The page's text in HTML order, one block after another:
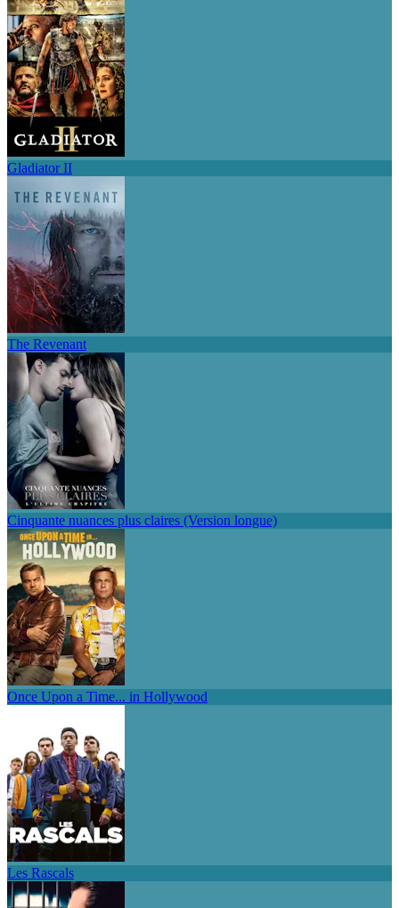
Gladiator II
The Revenant
Cinquante nuances plus claires (Version longue)
Once Upon a Time... in Hollywood
Les Rascals